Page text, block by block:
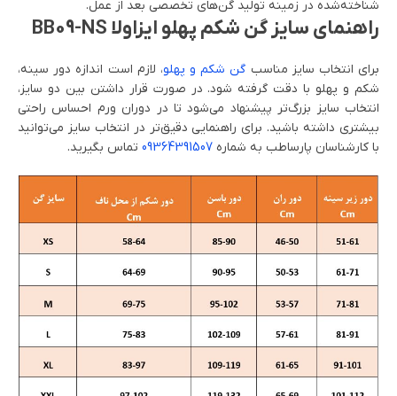
شناخته‌شده در زمینه تولید گن‌های تخصصی بعد از عمل.
راهنمای سایز گن شکم پهلو ایزاولا BB09-NS
برای انتخاب سایز مناسب گن شکم و پهلو، لازم است اندازه دور سینه،
شکم و پهلو با دقت گرفته شود. در صورت قرار داشتن بین دو سایز،
انتخاب سایز بزرگ‌تر پیشنهاد می‌شود تا در دوران ورم احساس راحتی
بیشتری داشته باشید. برای راهنمایی دقیق‌تر در انتخاب سایز می‌توانید
با کارشناسان پارساطب به شماره 09364391507 تماس بگیرید.